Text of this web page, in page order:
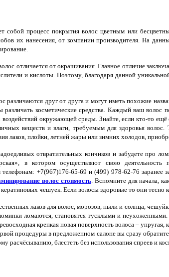
собой процесс покрытия волос цветным или
их нанесения, от компании производителя. На
отличается от окрашивания. Главное отличие
и кислоты. Поэтому, благодаря данной
различаются друг от друга и могут иметь похожие
различать косметические средства. Каждый ваш
окружающей среды. Знайте, если кто-то ещё
веществ и влаги, требуемым для здоровья
лаков, плойки, летней жары или зимних холодов,
отвратительных кончиков и забудете про
в котором осуществляют свою
+7(967)176-65-69 и (499) 978-62-76 заранее
волос стоимость. Вспомните для начала,
чешуек. Если волосы здоровые то они тесно
лаков для волос, морозов, пыли и солнца,
ломаются, становятся тусклыми и
крепкая новая поверхность волоса –
процедуры в предложенном салоне вы сразу
расчёсыванию, блестеть без использования спреев и